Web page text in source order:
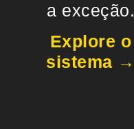
a exceção.
Explore o
sistema →